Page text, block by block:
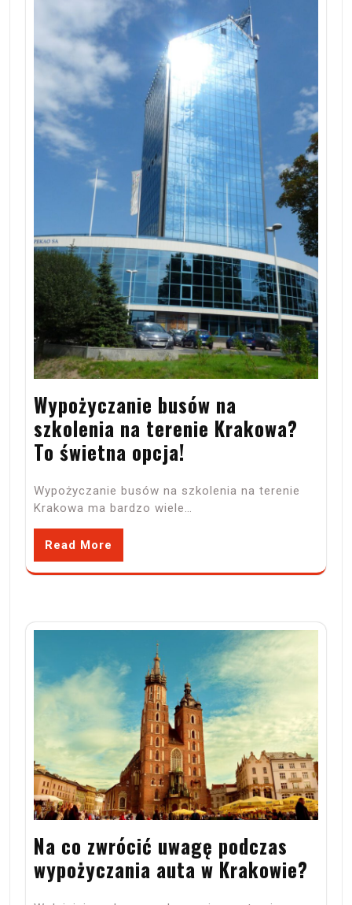
Wypożyczanie busów na
szkolenia na terenie Krakowa?
To świetna opcja!
Wypożyczanie busów na szkolenia na terenie
Krakowa ma bardzo wiele…
Read More
Na co zwrócić uwagę podczas
wypożyczania auta w Krakowie?